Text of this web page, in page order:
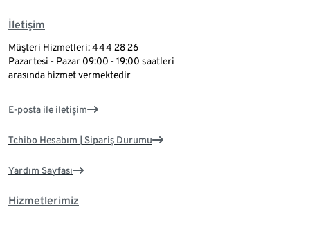
İletişim
Müşteri Hizmetleri: 444 28 26
Pazartesi - Pazar 09:00 - 19:00 saatleri
arasında hizmet vermektedir
E-posta ile iletişim
Tchibo Hesabım | Sipariş Durumu
Yardım Sayfası
Hizmetlerimiz